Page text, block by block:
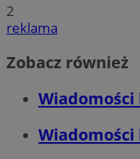
2
reklama
Zobacz również
Wiadomości